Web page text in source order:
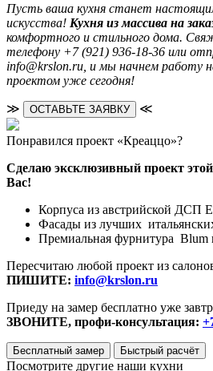
Пусть ваша кухня станет
искусства! Кухня из массива на
комфортного и стильного дома.
телефону +7 (921) 936-18-36 или
info@krslon.ru, и мы начнем работу
проектом уже сегодня!
≫ ОСТАВЬТЕ ЗАЯВКУ ≪
Понравился проект «Креаццо»?
Сделаю эксклюзивный проект
Вас!
Корпуса из австрийской ДСП
Фасады из лучших
Премиальная фурнитура Blum
Пересчитаю любой проект из
ПИШИТЕ: info@krslon.ru
Приеду на замер бесплатно уже
ЗВОНИТЕ, профи-консультация:
Бесплатный замер Быстрый расчёт
Посмотрите другие наши кухни